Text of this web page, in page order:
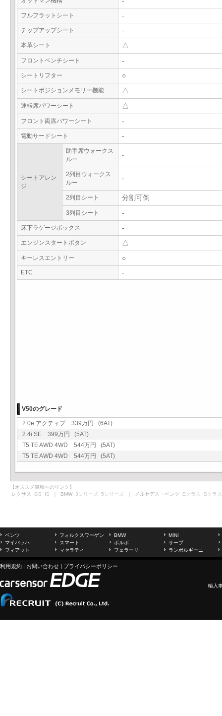
フルフラットシート -
チップアップシート -
本革シート △
フロントベンチシート -
シートリフター ○
シートポジションメモリー機能 △
運転席パワーシート △
フロント両席パワーシート -
電動サードシート -
シートアレン
ジ
助手席ウォークス
ルー
-
2列目ウォークス
ルー
-
2列目シート 分割可倒
3列目シート -
床下ラゲージボックス -
エンジンスタートボタン △
キーレスエントリー ○
ETC -
V50のグレード
2.0e アクティブ 339万円 (6AT)
2.4i SE 399万円 (5AT)
T5 TE AWD 4WD 544万円 (5AT)
T5 TE AWD 4WD 544万円 (5AT)
【オススメ車種へのリンク】
レクサス GS IS ｜ BMW 3シリーズ 5シリーズ ｜ メルセデス・ベンツ Eクラス Sクラス
ベンツ フォルクスワーゲン BMW
MINI
マイバッハ
スマート ボルボ
サーブ
フィアット
マセラティ フェラーリ ランボルギーニ
利用規約 | お問い合わせ | プライバシーポリシー
輸入